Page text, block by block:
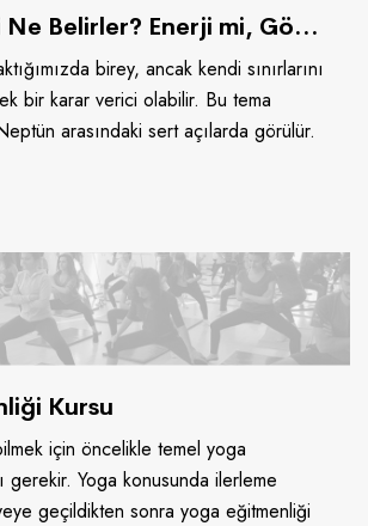
Seçimlerimizi Ne Belirler? Enerji mi, Gökyüzü mü?
birey, ancak kendi sınırlarını
bir karar verici olabilir. Bu tema
arasındaki sert açılarda görülür.
Kursu
için öncelikle temel yoga
gerekir. Yoga konusunda ilerleme
geçildikten sonra yoga eğitmenliği